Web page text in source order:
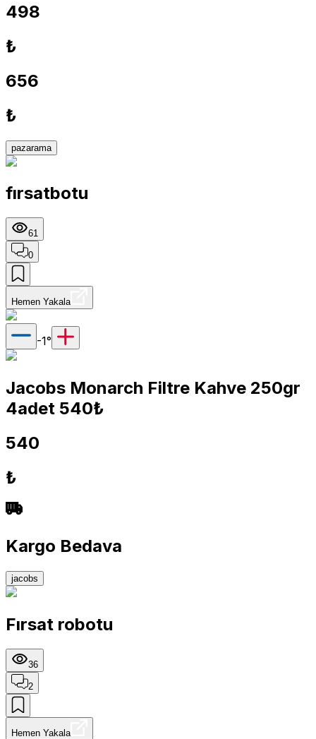
498
₺
656
₺
pazarama
fırsatbotu
61
0
Hemen Yakala
-1°
Jacobs Monarch Filtre Kahve 250gr
4adet 540₺
540
₺
Kargo Bedava
jacobs
Fırsat robotu
36
2
Hemen Yakala